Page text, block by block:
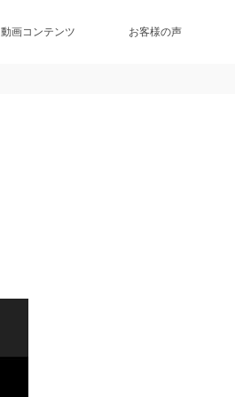
動画コンテンツ お客様の声